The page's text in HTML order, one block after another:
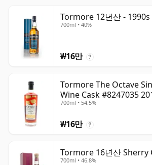
Tormore 12년산 - 1990s
700ml • 40%
₩16만 ?
Tormore The Octave
Wine Cask #8247035
700ml • 54.5%
₩16만 ?
Tormore 16년산 Sherry
700ml • 46.8%